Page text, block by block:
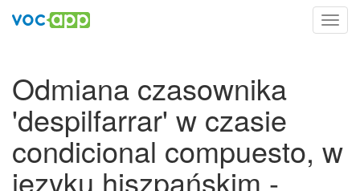
Odmiana czasownika
'despilfarrar' w czasie
condicional compuesto, w
języku hiszpańskim -